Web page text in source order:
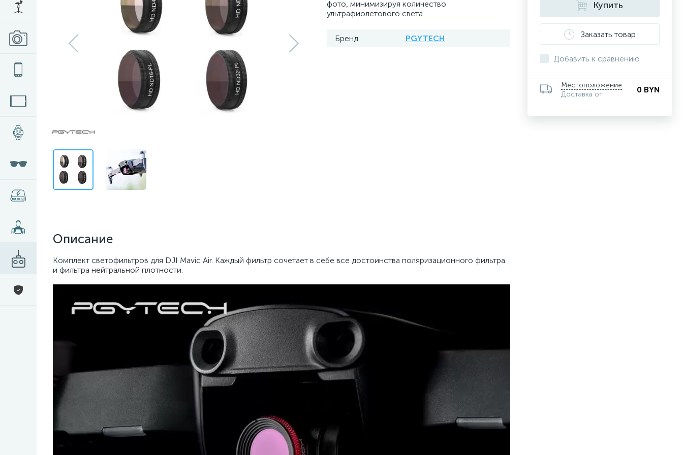
фото, минимизируя количество
ультрафиолетового света.
Бренд PGYTECH
Описание
Комплект светофильтров для DJI Mavic Air. Каждый фильтр сочетает в себе все достоинства поляризационного фильтра
и фильтра нейтральной плотности.
Купить
Заказать товар
Добавить к сравнению
Местоположение
Доставка от
0 BYN